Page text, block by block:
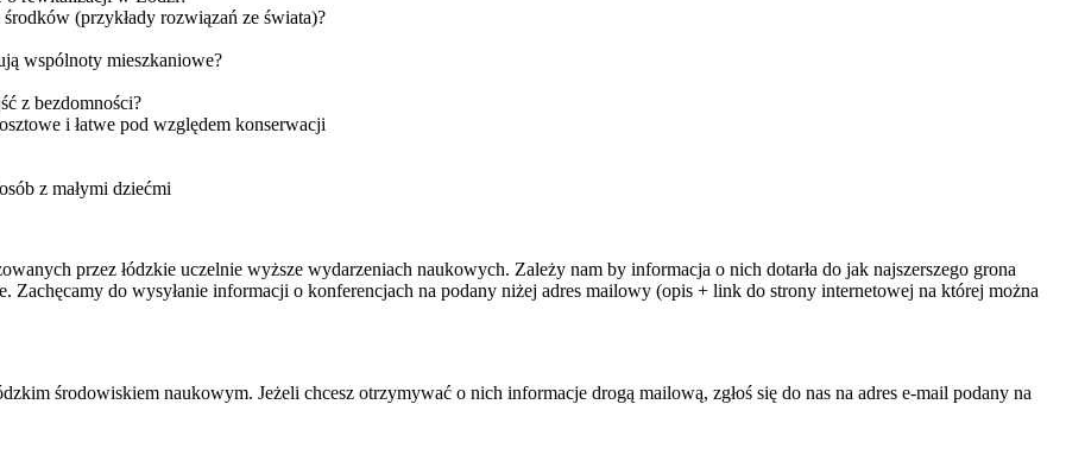
(przykłady rozwiązań ze świata)?
wspólnoty mieszkaniowe?
z bezdomności?
i łatwe pod względem konserwacji
z małymi dziećmi
przez łódzkie uczelnie wyższe wydarzeniach naukowych. Zależy nam by informacja o nich dotarła do jak najszerszego grona
do wysyłanie informacji o konferencjach na podany niżej adres mailowy (opis + link do strony internetowej na której można
środowiskiem naukowym. Jeżeli chcesz otrzymywać o nich informacje drogą mailową, zgłoś się do nas na adres e-mail podany na